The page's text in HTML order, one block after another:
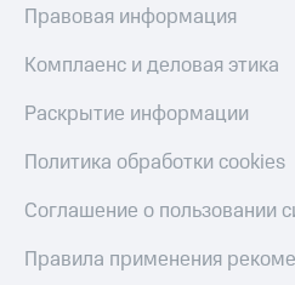
Правовая информация
Комплаенс и деловая этика
Раскрытие информации
Политика обработки cookies
Соглашение о пользовании
Правила применения